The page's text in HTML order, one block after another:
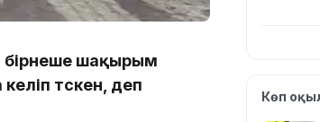
бірнеше шақырым
түскен, деп
Көп